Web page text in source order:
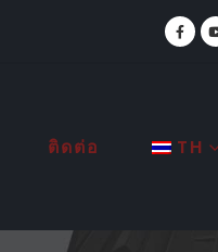
ติดต่อ TH